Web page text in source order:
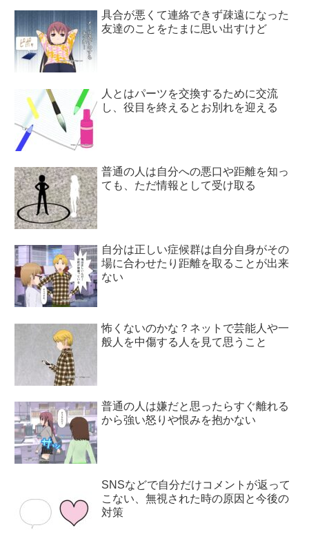
具合が悪くて連絡できず疎遠になった
友達のことをたまに思い出すけど
人とはパーツを交換するために交流
し、役目を終えるとお別れを迎える
普通の人は自分への悪口や距離を知っ
ても、ただ情報として受け取る
自分は正しい症候群は自分自身がその
場に合わせたり距離を取ることが出来
ない
怖くないのかな？ネットで芸能人や一
般人を中傷する人を見て思うこと
普通の人は嫌だと思ったらすぐ離れる
から強い怒りや恨みを抱かない
SNSなどで自分だけコメントが返って
こない、無視された時の原因と今後の
対策